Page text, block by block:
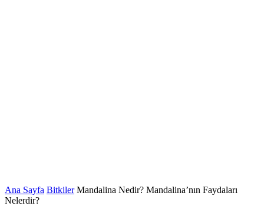
Ana Sayfa Bitkiler Mandalina Nedir? Mandalina’nın Faydaları
Nelerdir?